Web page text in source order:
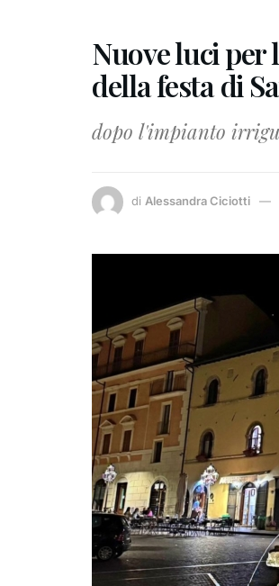
Nuove luci per
della festa di
dopo l'impianto
di Alessandra Ciciotti